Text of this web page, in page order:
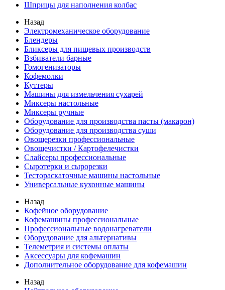
Шприцы для наполнения колбас
Назад
Электромеханическое оборудование
Блендеры
Бликсеры для пищевых производств
Взбиватели барные
Гомогенизаторы
Кофемолки
Куттеры
Машины для измельчения сухарей
Миксеры настольные
Миксеры ручные
Оборудование для производства пасты (макарон)
Оборудование для производства суши
Овощерезки профессиональные
Овощечистки / Картофелечистки
Слайсеры профессиональные
Сыротерки и сырорезки
Тестораскаточные машины настольные
Универсальные кухонные машины
Назад
Кофейное оборудование
Кофемашины профессиональные
Профессиональные водонагреватели
Оборудование для альтернативы
Телеметрия и системы оплаты
Аксессуары для кофемашин
Дополнительное оборудование для кофемашин
Назад